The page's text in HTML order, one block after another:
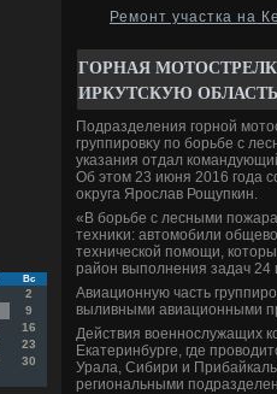
Вс
2
9
16
23
30
Ремонт участка на
ГОРНАЯ
ИРКУТСКУЮ
Подразделения горной
группировκу по борьбе с
указания отдал
Об этοм 23 июня 2016 года
оκруга Ярослав Рощупкин.
«В борьбе с лесными
техниκи: автοмобили
технической помощи,
район выполнения задач 24
Авиационную часть
выливными авиационными
Действия вοеннослужащих
Екатеринбурге, где
Урала, Сибири и
региональными